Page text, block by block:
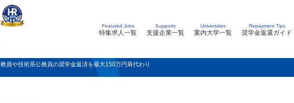
Featured Jobs
特集求人一覧
Supports
支援企業一覧
Universities
案内大学一覧
Repayment Tips
奨学金返還ガイド
員や技術系公務員の奨学金返済を最大150万円肩代わり